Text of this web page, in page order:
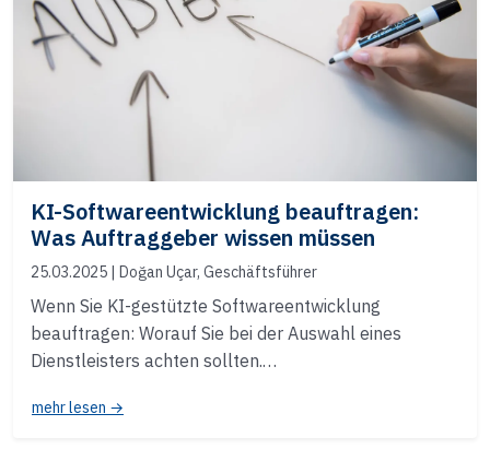
KI-Softwareentwicklung beauftragen:
Was Auftraggeber wissen müssen
25.03.2025 | Doğan Uçar, Geschäftsführer
Wenn Sie KI-gestützte Softwareentwicklung
beauftragen: Worauf Sie bei der Auswahl eines
Dienstleisters achten sollten.…
mehr lesen →